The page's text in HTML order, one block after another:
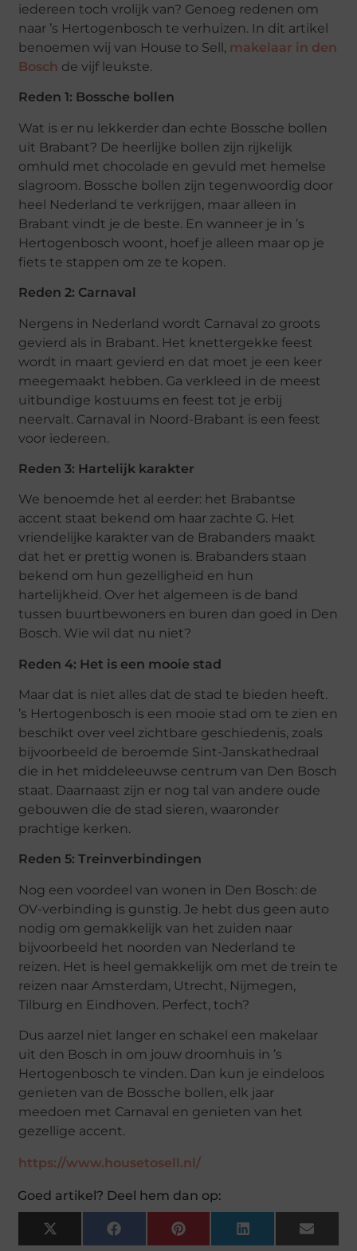
iedereen toch vrolijk van? Genoeg redenen om
naar ’s Hertogenbosch te verhuizen. In dit artikel
benoemen wij van House to Sell, makelaar in den
Bosch de vijf leukste.
Reden 1: Bossche bollen
Wat is er nu lekkerder dan echte Bossche bollen
uit Brabant? De heerlijke bollen zijn rijkelijk
omhuld met chocolade en gevuld met hemelse
slagroom. Bossche bollen zijn tegenwoordig door
heel Nederland te verkrijgen, maar alleen in
Brabant vindt je de beste. En wanneer je in ’s
Hertogenbosch woont, hoef je alleen maar op je
fiets te stappen om ze te kopen.
Reden 2: Carnaval
Nergens in Nederland wordt Carnaval zo groots
gevierd als in Brabant. Het knettergekke feest
wordt in maart gevierd en dat moet je een keer
meegemaakt hebben. Ga verkleed in de meest
uitbundige kostuums en feest tot je erbij
neervalt. Carnaval in Noord-Brabant is een feest
voor iedereen.
Reden 3: Hartelijk karakter
We benoemde het al eerder: het Brabantse
accent staat bekend om haar zachte G. Het
vriendelijke karakter van de Brabanders maakt
dat het er prettig wonen is. Brabanders staan
bekend om hun gezelligheid en hun
hartelijkheid. Over het algemeen is de band
tussen buurtbewoners en buren dan goed in Den
Bosch. Wie wil dat nu niet?
Reden 4: Het is een mooie stad
Maar dat is niet alles dat de stad te bieden heeft.
’s Hertogenbosch is een mooie stad om te zien en
beschikt over veel zichtbare geschiedenis, zoals
bijvoorbeeld de beroemde Sint-Janskathedraal
die in het middeleeuwse centrum van Den Bosch
staat. Daarnaast zijn er nog tal van andere oude
gebouwen die de stad sieren, waaronder
prachtige kerken.
Reden 5: Treinverbindingen
Nog een voordeel van wonen in Den Bosch: de
OV-verbinding is gunstig. Je hebt dus geen auto
nodig om gemakkelijk van het zuiden naar
bijvoorbeeld het noorden van Nederland te
reizen. Het is heel gemakkelijk om met de trein te
reizen naar Amsterdam, Utrecht, Nijmegen,
Tilburg en Eindhoven. Perfect, toch?
Dus aarzel niet langer en schakel een makelaar
uit den Bosch in om jouw droomhuis in ’s
Hertogenbosch te vinden. Dan kun je eindeloos
genieten van de Bossche bollen, elk jaar
meedoen met Carnaval en genieten van het
gezellige accent.
https://www.housetosell.nl/
Goed artikel? Deel hem dan op:
X
(Twitter)
FacebookPinterestLinkedIn Email